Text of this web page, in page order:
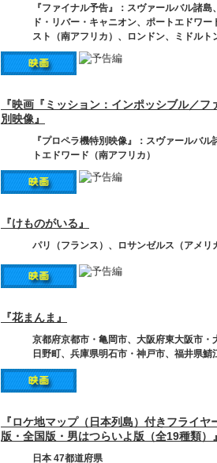
『ファイナル予告』：スヴァールバル諸
ド・リバー・キャニオン、ポートエドワ
スト（南アフリカ）、ロンドン、ミドル
『映画『ミッション：インポッシブル／
別映像』
『プロペラ機特別映像』：スヴァールバ
トエドワード（南アフリカ）
『けものがいる』
パリ（フランス）、ロサンゼルス（アメリ
『花まんま』
京都府京都市・亀岡市、大阪府東大阪市
日野町、兵庫県明石市・神戸市、福井県鯖
『ロケ地マップ（日本列島）付きフライ
版・全国版・男はつらいよ版（全19種類）
日本 47都道府県